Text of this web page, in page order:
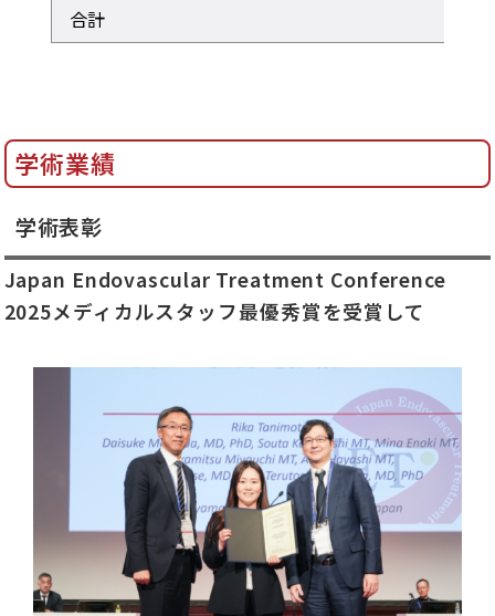
合計
学術業績
学術表彰
Japan Endovascular Treatment Conference
2025メディカルスタッフ最優秀賞を受賞して